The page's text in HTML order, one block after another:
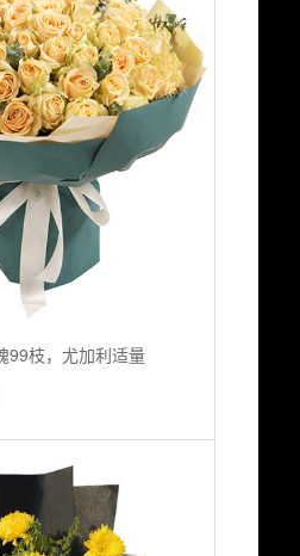
99枝，尤加利适量